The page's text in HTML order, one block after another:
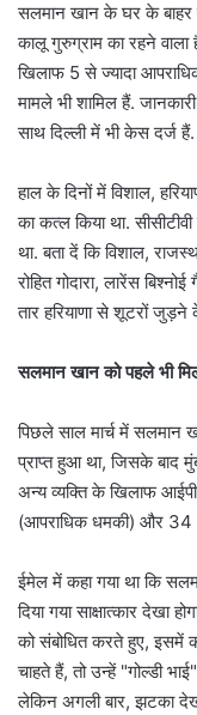
सलमान खान के घर के बाहर
कालू गुरुग्राम का रहने
खिलाफ 5 से ज्यादा
मामले भी शामिल हैं.
साथ दिल्ली में भी केस दर्ज हैं.
हाल के दिनों में विशाल,
का कत्ल किया था. सीसीटीवी
था. बता दें कि विशाल,
रोहित गोदारा, लारेंस
तार हरियाणा से शूटरों जुड़ने
सलमान खान को पहले भी
पिछले साल मार्च में
प्राप्त हुआ था, जिसके बाद
अन्य व्यक्ति के खिलाफ
(आपराधिक धमकी) और 34
ईमेल में कहा गया था कि
दिया गया साक्षात्कार
को संबोधित करते हुए, इसमें
चाहते हैं, तो उन्हें "गोल्डी
लेकिन अगली बार, झटका